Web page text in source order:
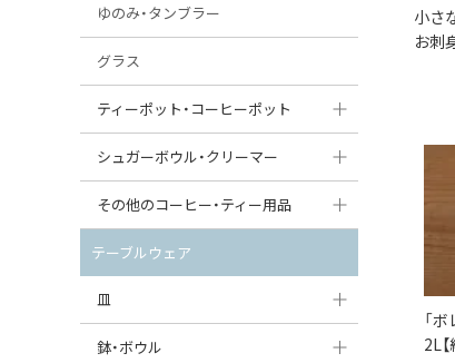
小さ
お刺
「
2L
ゆのみ・タンブラー
グラス
ティーポット・コーヒーポット
ティーポット
コーヒーポット
シュガーボウル・クリーマー
シュガーボウル
クリーマー
その他のコーヒー・ティー用品
ポットウォーマー
ピッチャー
コーヒードリッパー
テーブルウェア
皿
大皿（24cm〜）
鉢・ボウル